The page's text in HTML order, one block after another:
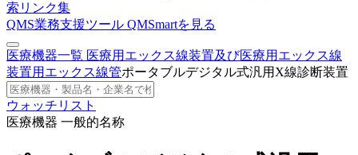
索 リンク集
QMS業務支援ツール QMSmartを見る
医療機器一覧 医療用エックス線装置及び医療用エックス線
装置用エックス線管ポータブルデジタル式汎用X線診断装置
ウォッチリスト
医療機器 一般的名称